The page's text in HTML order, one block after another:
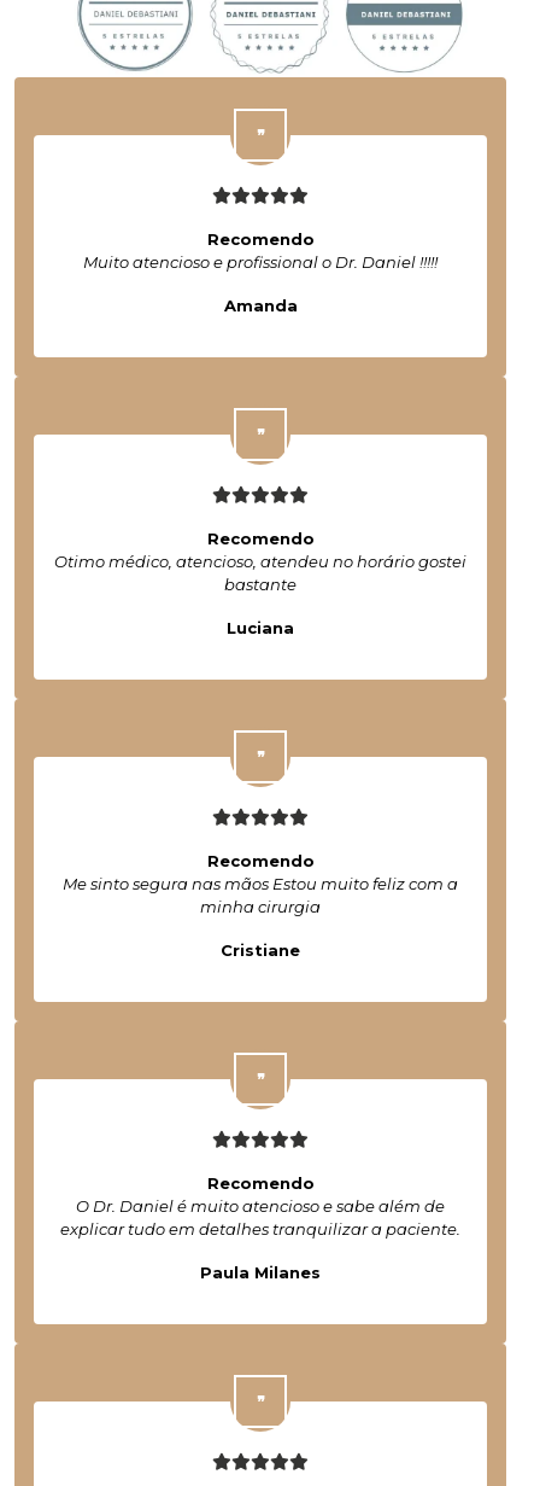
Recomendo
Muito atencioso e profissional o Dr. Daniel !!!!!
Amanda
Recomendo
Otimo médico, atencioso, atendeu no horário gostei
bastante
Luciana
Recomendo
Me sinto segura nas mãos Estou muito feliz com a
minha cirurgia
Cristiane
Recomendo
O Dr. Daniel é muito atencioso e sabe além de
explicar tudo em detalhes tranquilizar a paciente.
Paula Milanes